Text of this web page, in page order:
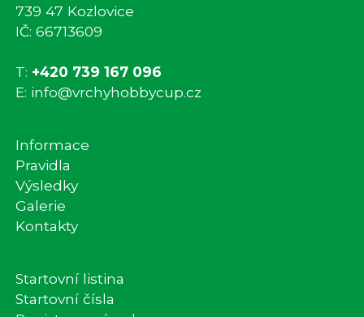
739 47 Kozlovice
IČ: 66713609
T: +420 739 167 096
E: info@vrchyhobbycup.cz
Informace
Pravidla
Výsledky
Galerie
Kontakty
Startovní listina
Startovní čísla